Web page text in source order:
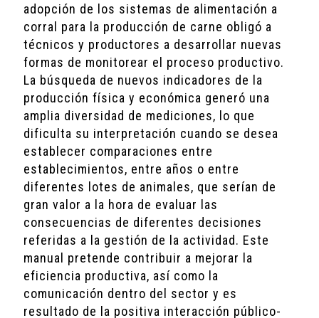
adopción de los sistemas de alimentación a
corral para la producción de carne obligó a
técnicos y productores a desarrollar nuevas
formas de monitorear el proceso productivo.
La búsqueda de nuevos indicadores de la
producción física y económica generó una
amplia diversidad de mediciones, lo que
dificulta su interpretación cuando se desea
establecer comparaciones entre
establecimientos, entre años o entre
diferentes lotes de animales, que serían de
gran valor a la hora de evaluar las
consecuencias de diferentes decisiones
referidas a la gestión de la actividad. Este
manual pretende contribuir a mejorar la
eficiencia productiva, así como la
comunicación dentro del sector y es
resultado de la positiva interacción público-